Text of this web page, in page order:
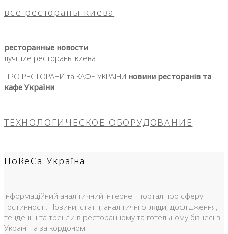
все рестораны киева
ресторанные новости
лучшие рестораны киева
ПРО РЕСТОРАНИ та КАФЕ УКРАЇНИ новини ресторанів та
кафе України
ТЕХНОЛОГИЧЕСКОЕ ОБОРУДОВАНИЕ
HoReCa-Україна
Інформаційний аналітичний інтернет-портал про сферу
гостинності. Новини, статті, аналітичні огляди, дослідження,
тенденції та тренди в ресторанному та готельному бізнесі в
Україні та за кордоном